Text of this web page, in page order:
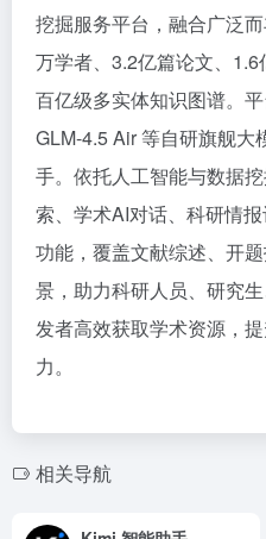
挖掘服务平台，融合广泛
万学者、3.2亿篇论文、
百亿级多实体知识图谱。
GLM-4.5 Air 等自研旗舰大
手。依托人工智能与数据
索、学术AI对话、科研情
功能，覆盖文献综述、开
景，助力科研人员、研究
发者高效获取学术资源，
力。
相关导航